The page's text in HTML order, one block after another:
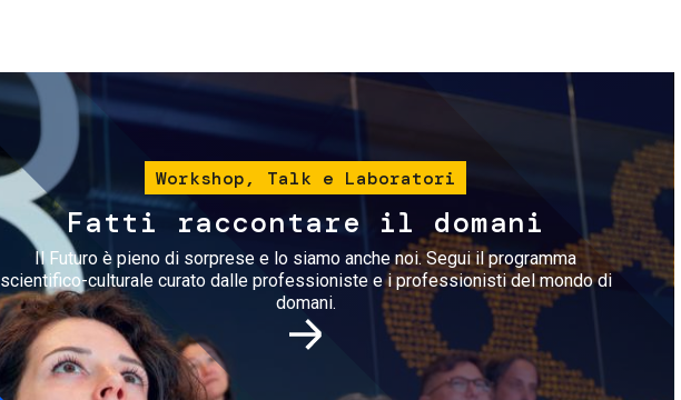
Immagine
Workshop, Talk e Laboratori
Fatti raccontare il domani
Il Futuro è pieno di sorprese e lo siamo anche noi. Segui il programma
scientifico-culturale curato dalle professioniste e i professionisti del mondo di
domani.